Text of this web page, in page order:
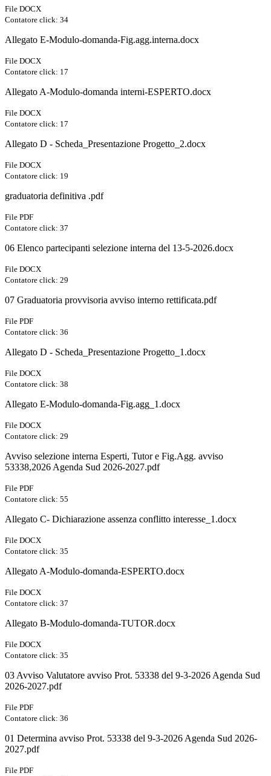
File DOCX
Contatore click: 34
Allegato E-Modulo-domanda-Fig.agg.interna.docx
File DOCX
Contatore click: 17
Allegato A-Modulo-domanda interni-ESPERTO.docx
File DOCX
Contatore click: 17
Allegato D - Scheda_Presentazione Progetto_2.docx
File DOCX
Contatore click: 19
graduatoria definitiva .pdf
File PDF
Contatore click: 37
06 Elenco partecipanti selezione interna del 13-5-2026.docx
File DOCX
Contatore click: 29
07 Graduatoria provvisoria avviso interno rettificata.pdf
File PDF
Contatore click: 36
Allegato D - Scheda_Presentazione Progetto_1.docx
File DOCX
Contatore click: 38
Allegato E-Modulo-domanda-Fig.agg_1.docx
File DOCX
Contatore click: 29
Avviso selezione interna Esperti, Tutor e Fig.Agg. avviso
53338,2026 Agenda Sud 2026-2027.pdf
File PDF
Contatore click: 55
Allegato C- Dichiarazione assenza conflitto interesse_1.docx
File DOCX
Contatore click: 35
Allegato A-Modulo-domanda-ESPERTO.docx
File DOCX
Contatore click: 37
Allegato B-Modulo-domanda-TUTOR.docx
File DOCX
Contatore click: 35
03 Avviso Valutatore avviso Prot. 53338 del 9-3-2026 Agenda Sud
2026-2027.pdf
File PDF
Contatore click: 36
01 Determina avviso Prot. 53338 del 9-3-2026 Agenda Sud 2026-
2027.pdf
File PDF